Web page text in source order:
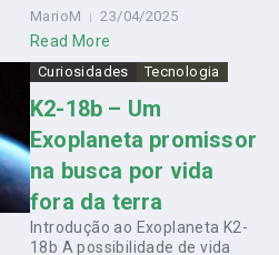
MarioM 23/04/2025
Read More
Curiosidades Tecnologia
K2-18b – Um
Exoplaneta promissor
na busca por vida
fora da terra
Introdução ao Exoplaneta K2-
18b A possibilidade de vida